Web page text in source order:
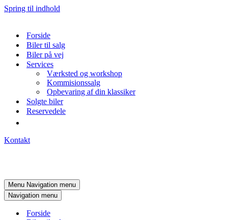
Spring til indhold
Forside
Biler til salg
Biler på vej
Services
Værksted og workshop
Kommisionssalg
Opbevaring af din klassiker
Solgte biler
Reservedele
Kontakt
Menu Navigation menu
Navigation menu
Forside